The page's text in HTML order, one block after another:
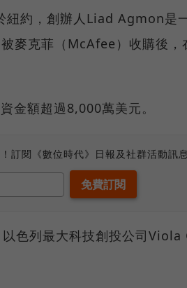
約，創辦人Liad Agmon是
麥克菲（McAfee）收購後
金額超過8,000萬美元。
訂閱《數位時代》日報及社群活動訊息
色列最大科技創投公司